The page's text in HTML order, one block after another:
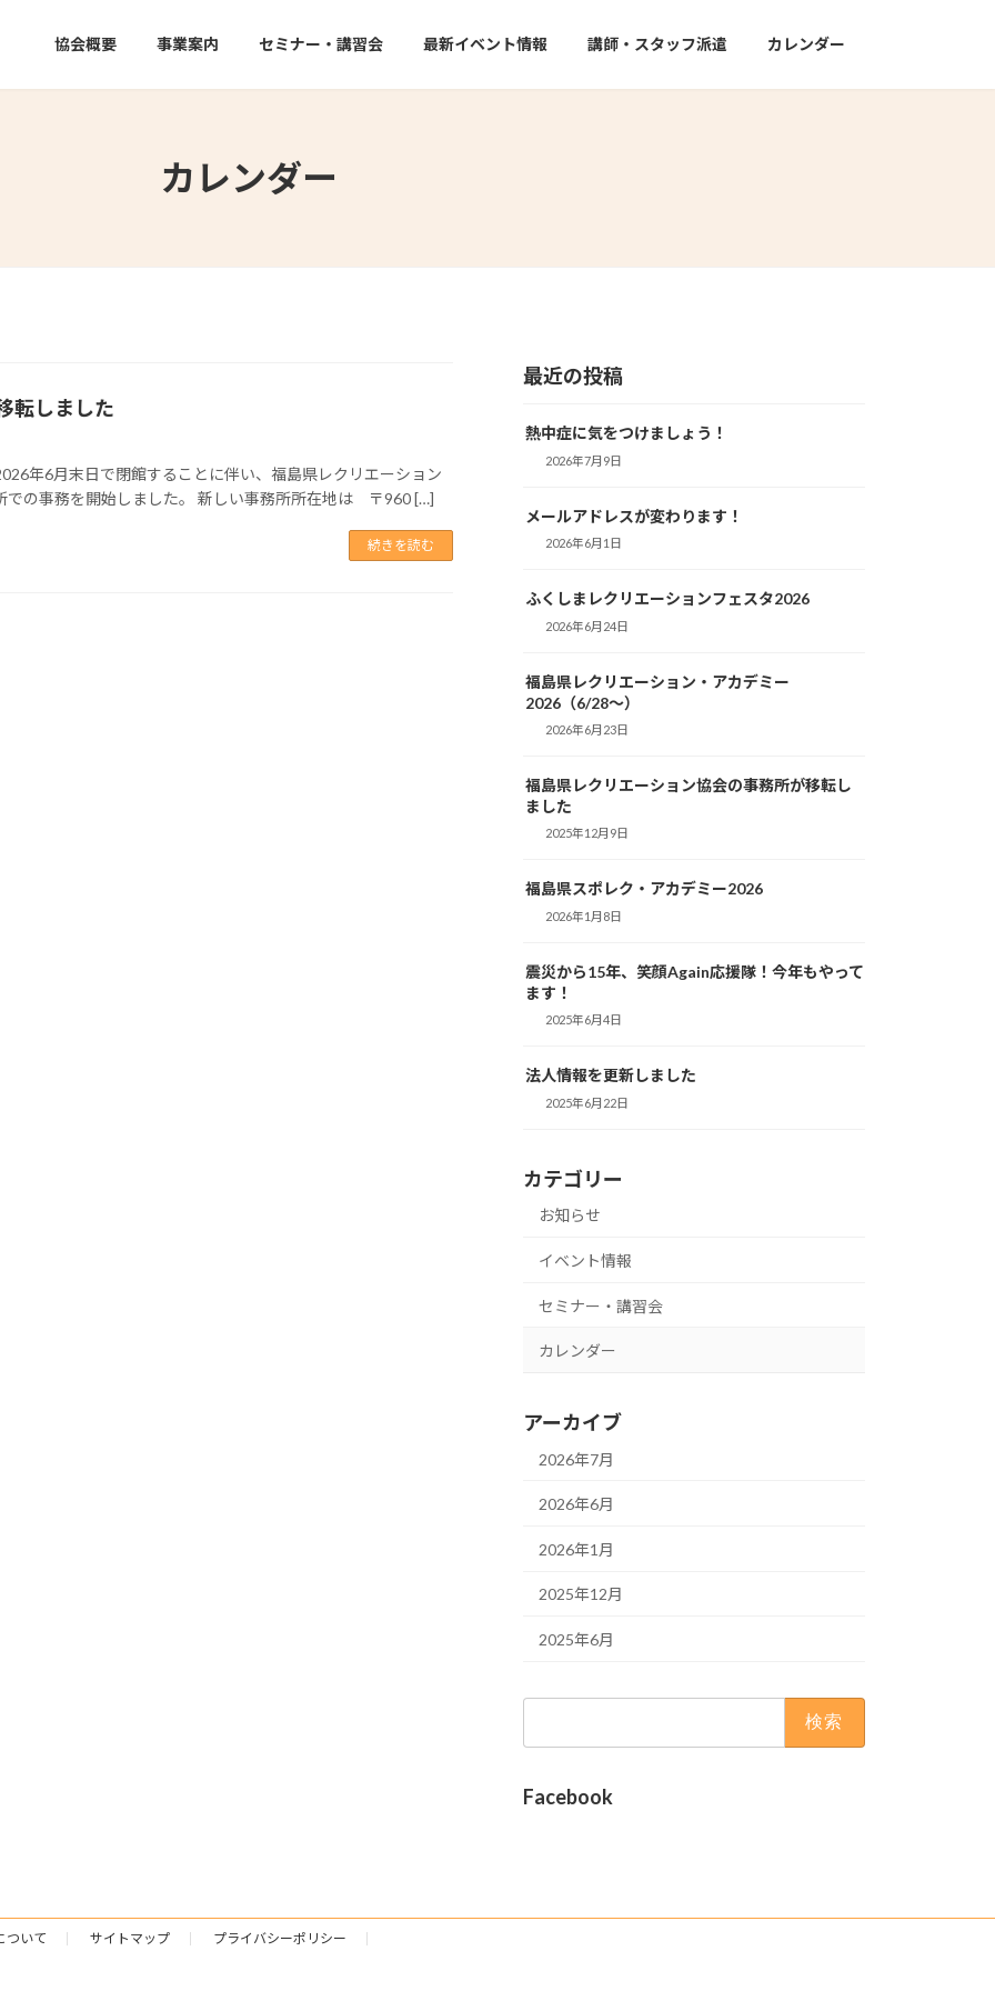
協会概要 事業案内 セミナー・講習会 最新イベント情報 講師・スタッフ派遣 カレンダー
カレンダー
転しました
年6月末日で閉館することに伴い、福島県レクリエーション
での事務を開始しました。 新しい事務所所在地は 〒960 […]
続きを読む
最近の投稿
熱中症に気をつけましょう！
2026年7月9日
メールアドレスが変わります！
2026年6月1日
ふくしまレクリエーションフェスタ2026
2026年6月24日
福島県レクリエーション・アカデミー
2026（6/28～）
2026年6月23日
福島県レクリエーション協会の事務所が移転し
ました
2025年12月9日
福島県スポレク・アカデミー2026
2026年1月8日
震災から15年、笑顔Again応援隊！今年もやって
ます！
2025年6月4日
法人情報を更新しました
2025年6月22日
カテゴリー
お知らせ
イベント情報
セミナー・講習会
カレンダー
アーカイブ
2026年7月
2026年6月
2026年1月
2025年12月
2025年6月
Facebook
ついて サイトマップ プライバシーポリシー